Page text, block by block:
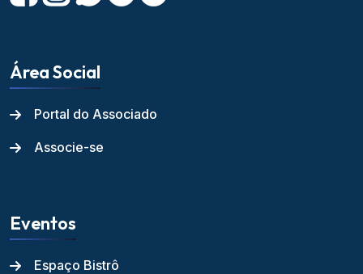
Área Social
Portal do Associado
Associe-se
Eventos
Espaço Bistrô